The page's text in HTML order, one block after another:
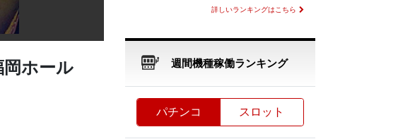
ホール
詳しいランキングはこちら
週間機種稼働ランキング
パチンコ スロット